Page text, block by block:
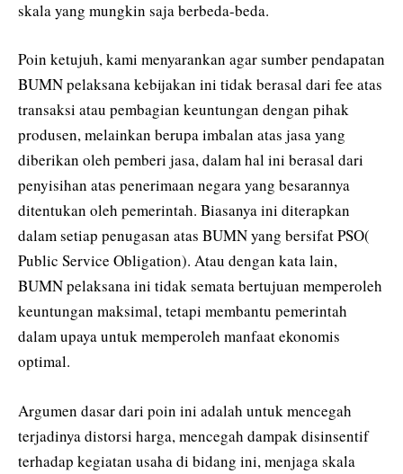
skala yang mungkin saja berbeda-beda.
Poin ketujuh, kami menyarankan agar sumber pendapatan
BUMN pelaksana kebijakan ini tidak berasal dari fee atas
transaksi atau pembagian keuntungan dengan pihak
produsen, melainkan berupa imbalan atas jasa yang
diberikan oleh pemberi jasa, dalam hal ini berasal dari
penyisihan atas penerimaan negara yang besarannya
ditentukan oleh pemerintah. Biasanya ini diterapkan
dalam setiap penugasan atas BUMN yang bersifat PSO(
Public Service Obligation). Atau dengan kata lain,
BUMN pelaksana ini tidak semata bertujuan memperoleh
keuntungan maksimal, tetapi membantu pemerintah
dalam upaya untuk memperoleh manfaat ekonomis
optimal.
Argumen dasar dari poin ini adalah untuk mencegah
terjadinya distorsi harga, mencegah dampak disinsentif
terhadap kegiatan usaha di bidang ini, menjaga skala